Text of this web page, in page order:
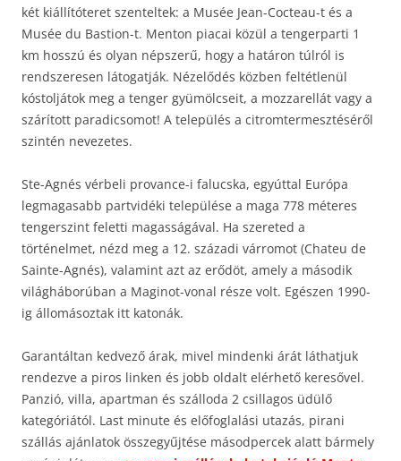
két kiállítóteret szenteltek: a Musée Jean-Cocteau-t és a
Musée du Bastion-t. Menton piacai közül a tengerparti 1
km hosszú és olyan népszerű, hogy a határon túlról is
rendszeresen látogatják. Nézelődés közben feltétlenül
kóstoljátok meg a tenger gyümölcseit, a mozzarellát vagy a
szárított paradicsomot! A település a citromtermesztéséről
szintén nevezetes.
Ste-Agnés vérbeli provance-i falucska, egyúttal Európa
legmagasabb partvidéki települése a maga 778 méteres
tengerszint feletti magasságával. Ha szereted a
történelmet, nézd meg a 12. századi várromot (Chateu de
Sainte-Agnés), valamint azt az erődöt, amely a második
világháborúban a Maginot-vonal része volt. Egészen 1990-
ig állomásoztak itt katonák.
Garantáltan kedvező árak, mivel mindenki árát láthatjuk
rendezve a piros linken és jobb oldalt elérhető keresővel.
Panzió, villa, apartman és szálloda 2 csillagos üdülő
kategóriától. Last minute és előfoglalási utazás, pirani
szállás ajánlatok összegyűjtése másodpercek alatt bármely